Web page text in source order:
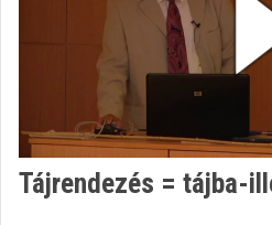
Organization home
Organization discovery
Categories
Tájrendezés = tájba-